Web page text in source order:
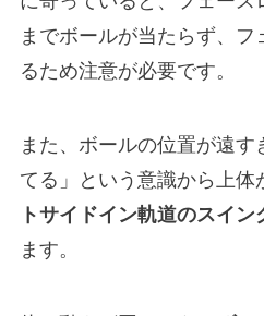
までボールが当たらず、
るため注意が必要です。
また、ボールの位置が遠す
てる」という意識から上体
トサイドイン軌道のスイン
ます。